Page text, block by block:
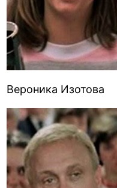
Вероника Изотова